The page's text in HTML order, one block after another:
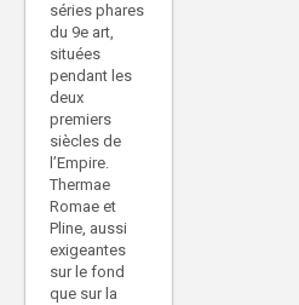
séries phares
du 9e art,
situées
pendant les
deux
premiers
siècles de
l’Empire.
Thermae
Romae et
Pline, aussi
exigeantes
sur le fond
que sur la